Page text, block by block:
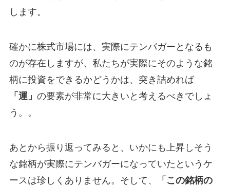
します。
確かに株式市場には、実際にテンバガーとなるも
のが存在しますが、私たちが実際にそのような銘
柄に投資をできるかどうかは、突き詰めれば
「運」 の要素が非常に大きいと考えるべきでしょ
う。。
あとから振り返ってみると、いかにも上昇しそう
な銘柄が実際にテンバガーになっていたというケ
ースは珍しくありません。そして、
「この銘柄の